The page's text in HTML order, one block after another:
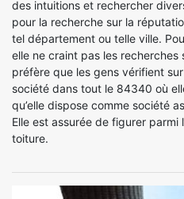
des intuitions et rechercher
pour la recherche sur la
tel département ou telle ville.
elle ne craint pas les
préfère que les gens vérifient
société dans tout le 84340 où
qu’elle dispose comme société
Elle est assurée de figurer parmi
toiture.